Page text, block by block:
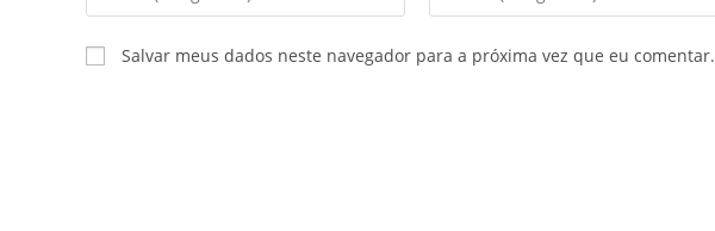
seu
nome
ou
seu
Salvar meus dados neste navegador para a próxima vez que eu comentar.